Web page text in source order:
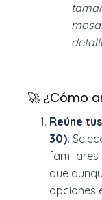
🚀 ¿Cómo
Reúne
30):
familiares
que
opciones